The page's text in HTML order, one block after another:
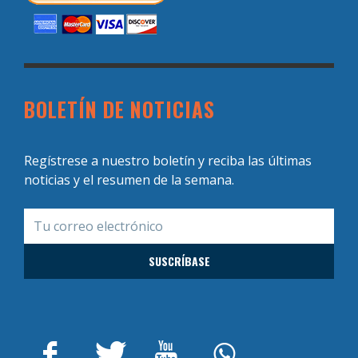
BOLETÍN DE NOTICIAS
Regístrese a nuestro boletín y reciba las últimas
noticias y el resumen de la semana.